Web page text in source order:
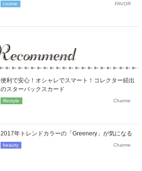
cosme FAVOR
便利で安心！オシャレでスマート！コレクター続出
のスターバックスカード
lifestyle Charme
2017年トレンドカラーの「Greenery」が気になる
beauty Charme